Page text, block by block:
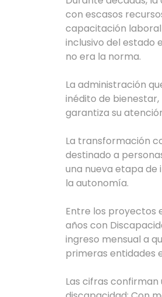
con escasos
capacitación
inclusivo del estado
no era la norma.
La administración
inédito de
garantiza su
La transformación
destinado a
una nueva etapa de
la autonomía.
Entre los proyectos
años con
ingreso mensual a
primeras entidades
Las cifras